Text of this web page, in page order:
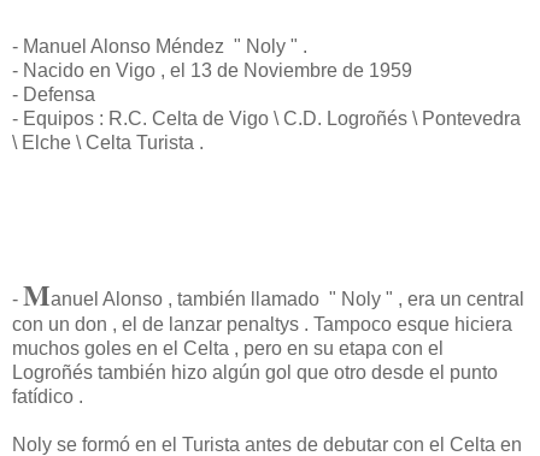
- Manuel Alonso Méndez " Noly " .
- Nacido en Vigo , el 13 de Noviembre de 1959
- Defensa
- Equipos : R.C. Celta de Vigo \ C.D. Logroñés \ Pontevedra
\ Elche \ Celta Turista .
- Manuel Alonso , también llamado " Noly " , era un central
con un don , el de lanzar penaltys . Tampoco esque hiciera
muchos goles en el Celta , pero en su etapa con el
Logroñés también hizo algún gol que otro desde el punto
fatídico .
Noly se formó en el Turista antes de debutar con el Celta en